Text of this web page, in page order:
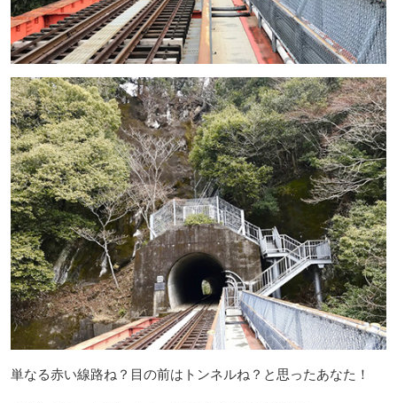
単なる赤い線路ね？目の前はトンネルね？と思ったあなた！